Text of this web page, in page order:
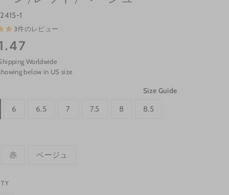
1
3件のレビュー
Worldwide
below in US size
Size Guide
6
6.5 7 7.5 8 8.5
赤 ベージュ